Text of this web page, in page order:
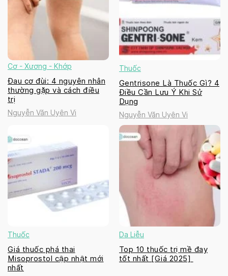
Cơ - Xương - Khớp
Đau cơ đùi: 4 nguyên nhân
thường gặp và cách điều
trị
Nguyễn Văn Uyên Vi
Thuốc
Gentrisone Là Thuốc Gì? 4
Điều Cần Lưu Ý Khi Sử
Dụng
Nguyễn Văn Uyên Vi
Thuốc
Giá thuốc phá thai
Misoprostol cập nhật mới
nhất
Da Liễu
Top 10 thuốc trị mề đay
tốt nhất [Giá 2025]